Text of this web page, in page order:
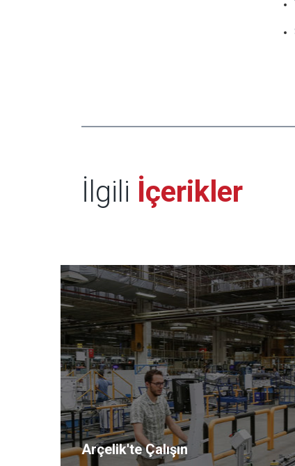
İlgili İçerikler
Arçelik'te Çalışın